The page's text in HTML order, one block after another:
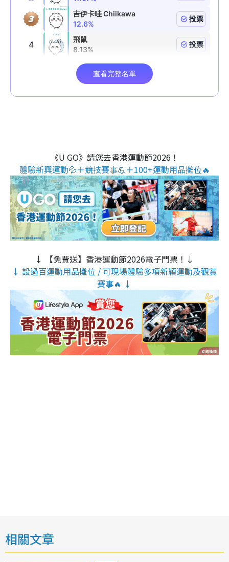
《U GO》請您去香港運動節2026！
體驗新興運動💦＋競技賽事💪＋100+運動用品攤位🔥
↓ 【免費送】香港運動節2026電子門票！↓
↓ 設過百運動用品攤位 / 可現場體驗多項新穎運動及觀賞
賽事🔥 ↓
相關文章